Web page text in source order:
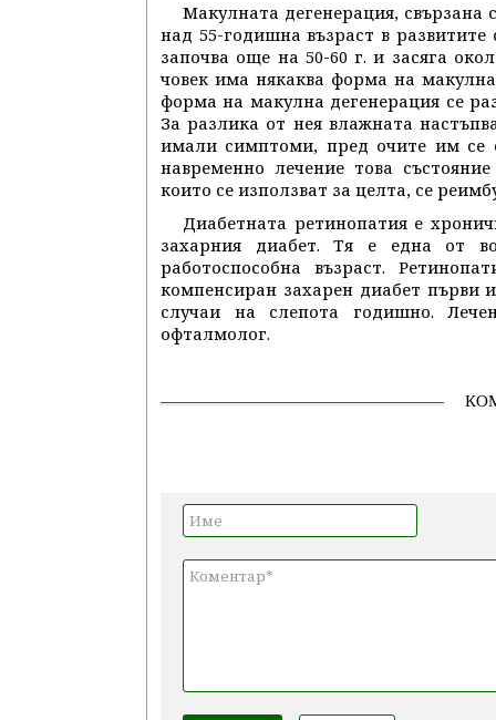
Макулната дегенерация, свързана
над 55-годишна възраст в развитите
започва още на 50-60 г. и засяга
човек има някаква форма на
форма на макулна дегенерация се
За разлика от нея влажната
имали симптоми, пред очите им се
навременно лечение това
които се използват за целта, се
Диабетната ретинопатия е
захарния диабет. Тя е една от
работоспособна възраст.
компенсиран захарен диабет първи
случаи на слепота годишно.
офталмолог.